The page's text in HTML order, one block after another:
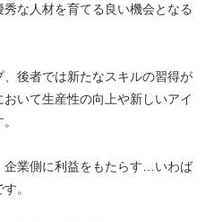
な人材を育てる良い機会となる
後者では新たなスキルの習得が
いて生産性の向上や新しいアイ
企業側に利益をもたらす…いわば
。